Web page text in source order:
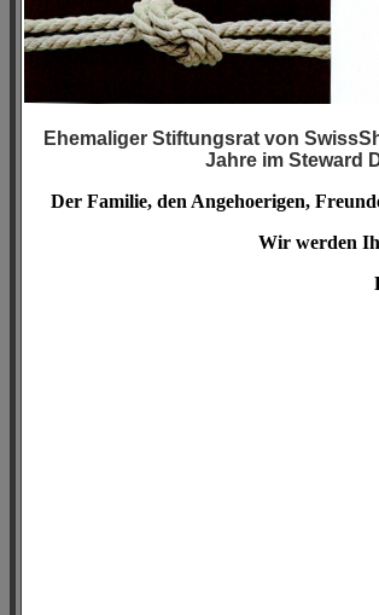
Ehemaliger Stiftungsrat von
Jahre im Steward
Der Familie, den Angehoerigen,
Wir werden